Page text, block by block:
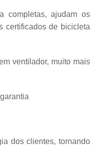
completas, ajudam os
certificados de bicicleta
ventilador, muito mais
dos clientes, tornando